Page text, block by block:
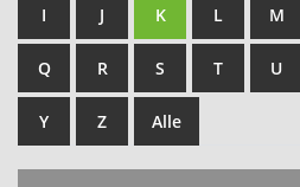
I J K L M
Q R S T U
Y Z Alle